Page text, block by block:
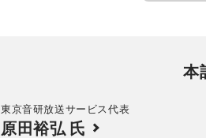
本
東京音研放送サービス代表
原田裕弘 氏